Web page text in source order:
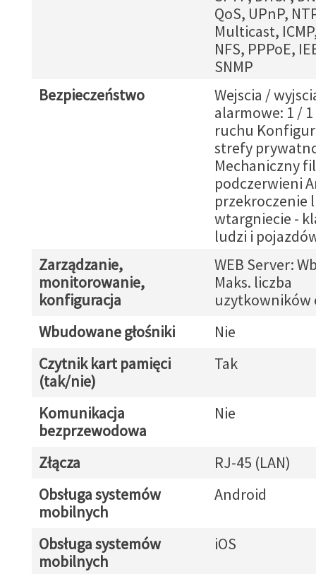
QoS, UPnP,
Multicast,
NFS, PPPoE,
SNMP
Bezpieczeństwo
Wejscia /
alarmowe: 1 /
ruchu
strefy
Mechaniczny
podczerwieni
przekroczenie
wtargniecie -
ludzi i
Zarządzanie,
monitorowanie,
konfiguracja
WEB Server:
Maks. liczba
uzytkowników
Wbudowane głośniki
Nie
Czytnik kart pamięci
(tak/nie)
Tak
Komunikacja
bezprzewodowa
Nie
Złącza
RJ-45 (LAN)
Obsługa systemów
mobilnych
Android
Obsługa systemów
mobilnych
iOS